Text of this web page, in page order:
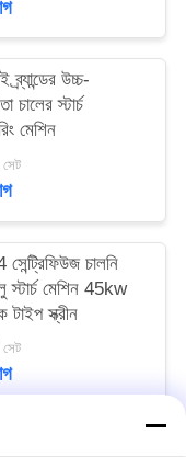
ব্র্যান্ডের উচ্চ-
চালের স্টার্চ
মেশিন
চালনি
স্টার্চ মেশিন 45kw
স্ক্রীন